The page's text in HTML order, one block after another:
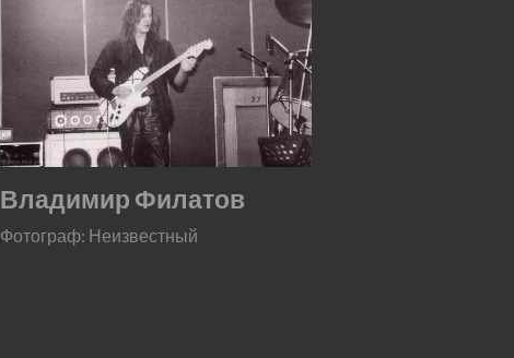
Владимир Филатов
Фотограф: Неизвестный